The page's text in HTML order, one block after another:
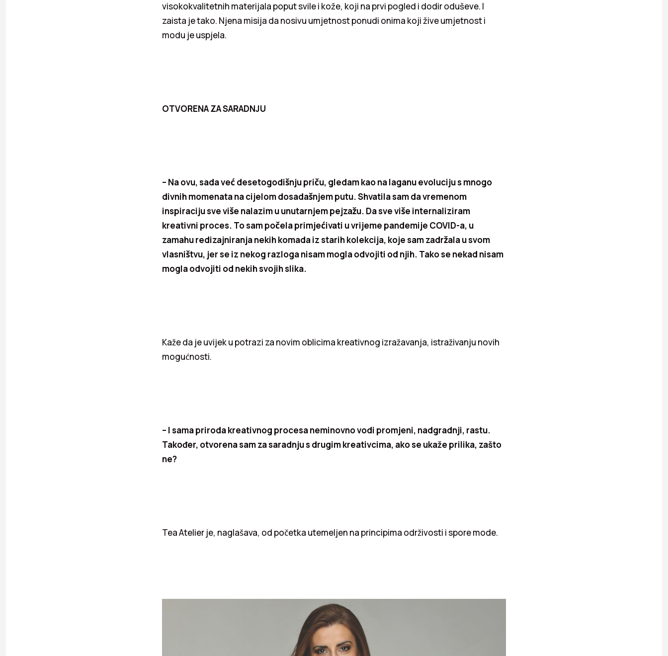
visokokvalitetnih materijala poput svile i kože, koji na prvi pogled i dodir oduševe. I
zaista je tako. Njena misija da nosivu umjetnost ponudi onima koji žive umjetnost i
modu je uspjela.
OTVORENA ZA SARADNJU
– Na ovu, sada već desetogodišnju priču, gledam kao na laganu evoluciju s mnogo
divnih momenata na cijelom dosadašnjem putu. Shvatila sam da vremenom
inspiraciju sve više nalazim u unutarnjem pejzažu. Da sve više internaliziram
kreativni proces. To sam počela primjećivati u vrijeme pandemije COVID-a, u
zamahu redizajniranja nekih komada iz starih kolekcija, koje sam zadržala u svom
vlasništvu, jer se iz nekog razloga nisam mogla odvojiti od njih. Tako se nekad nisam
mogla odvojiti od nekih svojih slika.
Kaže da je uvijek u potrazi za novim oblicima kreativnog izražavanja, istraživanju novih
mogućnosti.
– I sama priroda kreativnog procesa neminovno vodi promjeni, nadgradnji, rastu.
Također, otvorena sam za saradnju s drugim kreativcima, ako se ukaže prilika, zašto
ne?
Tea Atelier je, naglašava, od početka utemeljen na principima održivosti i spore mode.